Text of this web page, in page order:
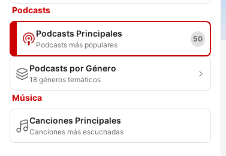
Podcasts
Podcasts Principales
Podcasts más populares
50
Podcasts por Género
18 géneros temáticos
Música
Canciones Principales
Canciones más escuchadas